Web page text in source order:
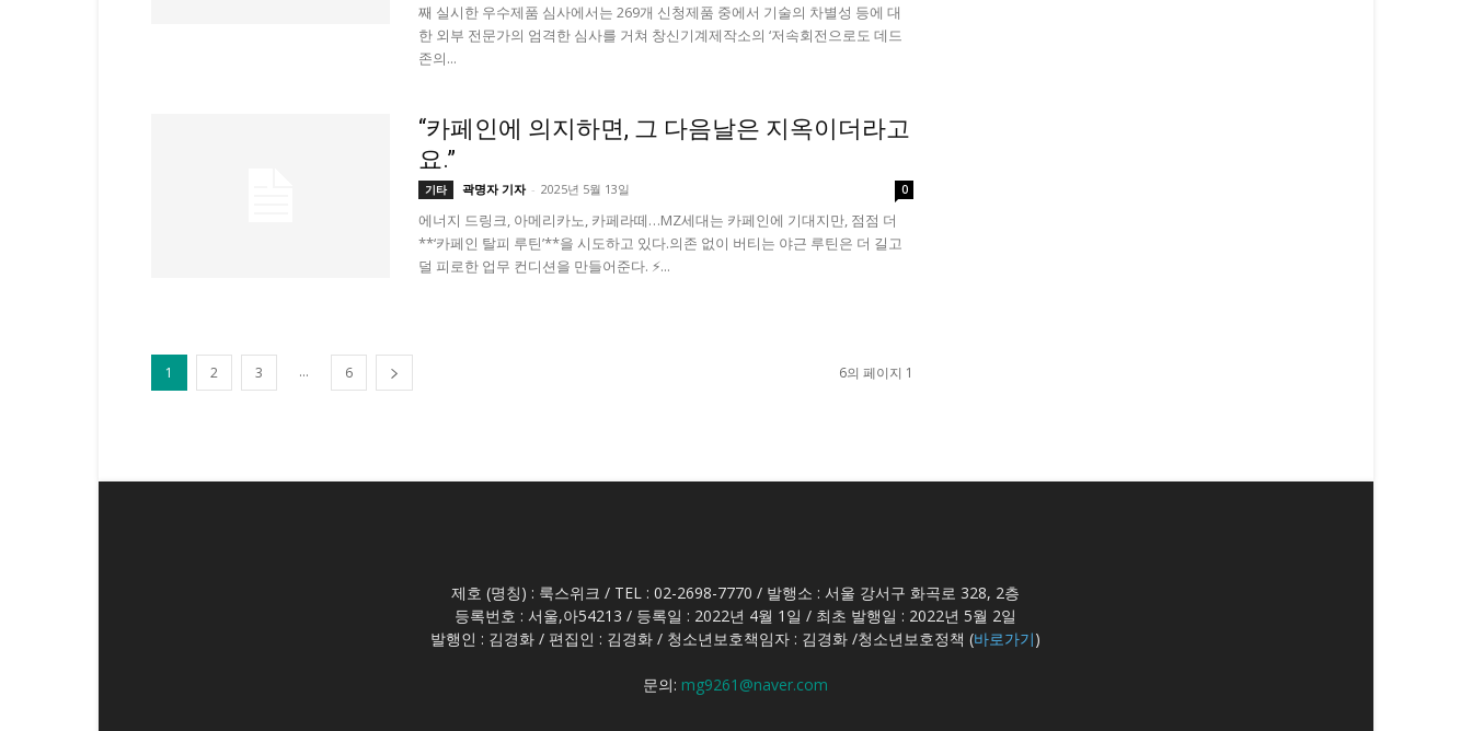
째 실시한 우수제품 심사에서는 269개 신청제품 중에서 기술의 차별성 등에 대
한 외부 전문가의 엄격한 심사를 거쳐 창신기계제작소의 ‘저속회전으로도 데드
존의...
“카페인에 의지하면, 그 다음날은 지옥이더라고
요.”
기타 곽명자 기자 - 2025년 5월 13일 0
에너지 드링크, 아메리카노, 카페라떼…MZ세대는 카페인에 기대지만, 점점 더
**‘카페인 탈피 루틴’**을 시도하고 있다.의존 없이 버티는 야근 루틴은 더 길고
덜 피로한 업무 컨디션을 만들어준다. ⚡...
1 2 3 ... 6 6의 페이지 1
제호 (명칭) : 룩스위크 / TEL : 02-2698-7770 / 발행소 : 서울 강서구 화곡로 328, 2층
등록번호 : 서울,아54213 / 등록일 : 2022년 4월 1일 / 최초 발행일 : 2022년 5월 2일
발행인 : 김경화 / 편집인 : 김경화 / 청소년보호책임자 : 김경화 /청소년보호정책 (바로가기)
문의: mg9261@naver.com